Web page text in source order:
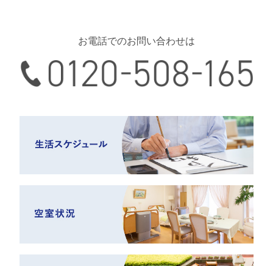
お電話でのお問い合わせは
0120-508-165